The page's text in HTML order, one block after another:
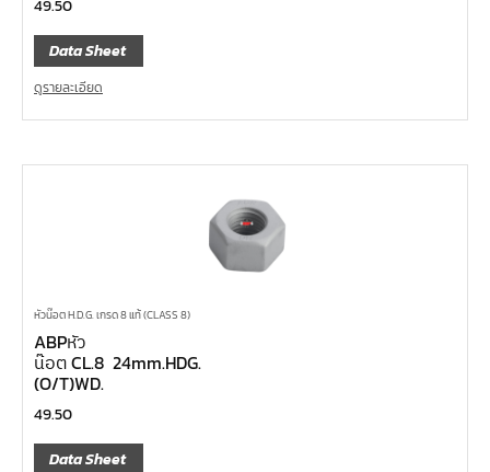
49.50
Data Sheet
ดูรายละเอียด
หัวน๊อต H.D.G. เกรด 8 แท้ (CLASS 8)
ABPหัว
น๊อต CL.8 24mm.HDG.
(O/T)WD.
49.50
Data Sheet